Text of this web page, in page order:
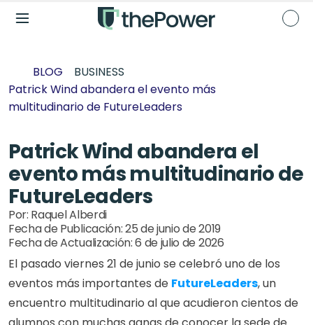
BLOG
BUSINESS
Patrick Wind abandera el evento más
multitudinario de FutureLeaders
Patrick Wind abandera el
evento más multitudinario de
FutureLeaders
Por: Raquel Alberdi
Fecha de Publicación: 25 de junio de 2019
Fecha de Actualización: 6 de julio de 2026
El pasado viernes 21 de junio se celebró uno de los
eventos más importantes de FutureLeaders, un
encuentro multitudinario al que acudieron cientos de